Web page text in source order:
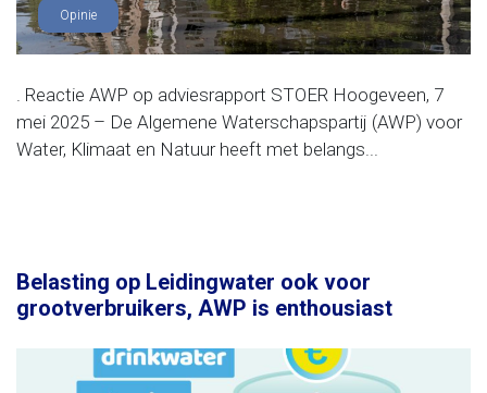
Opinie
. Reactie AWP op adviesrapport STOER Hoogeveen, 7
mei 2025 – De Algemene Waterschapspartij (AWP) voor
Water, Klimaat en Natuur heeft met belangs...
Belasting op Leidingwater ook voor
grootverbruikers, AWP is enthousiast